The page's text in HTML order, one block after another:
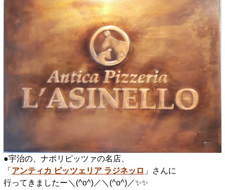
●宇治の、ナポリピッツァの名店、
「 アンティカ ピッツェリア ラジネッロ 」さんに
行ってきましたー＼(^o^)／＼(^o^)／✨️✨️